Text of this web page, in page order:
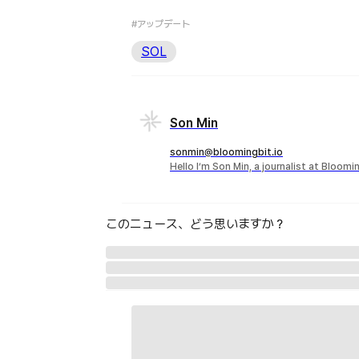
#アップデート
SOL
Son Min
sonmin@bloomingbit.io
Hello I’m Son Min, a journalist at
このニュース、どう思いますか？